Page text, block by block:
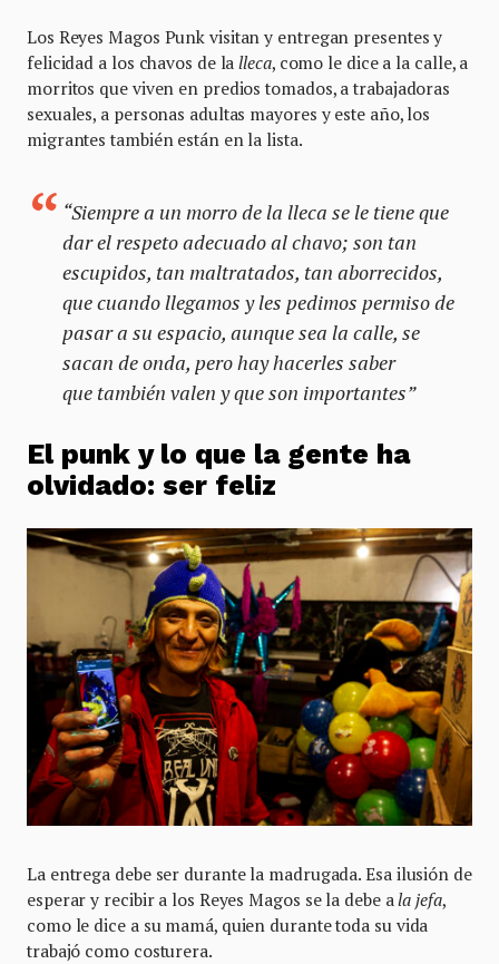
Los Reyes Magos Punk visitan y entregan presentes y
felicidad a los chavos de lalleca, como le dice a la calle, a
morritos que viven en predios tomados, a trabajadoras
sexuales, a personas adultas mayores y este año, los
migrantes también están en la lista.
“Siempre a un morro de la lleca se le tiene que
dar el respeto adecuado al chavo; son tan
escupidos, tan maltratados, tan aborrecidos,
que cuando llegamos y les pedimos permiso de
pasar a su espacio, aunque sea la calle, se
sacan de onda, pero hay hacerles saber
que también valen y que son importantes”
El punk y lo que la gente ha
olvidado: ser feliz
La entrega debe ser durante la madrugada. Esa ilusión de
esperar y recibir a los Reyes Magos se la debe ala jefa,
como le dice a su mamá, quien durante toda su vida
trabajó como costurera.